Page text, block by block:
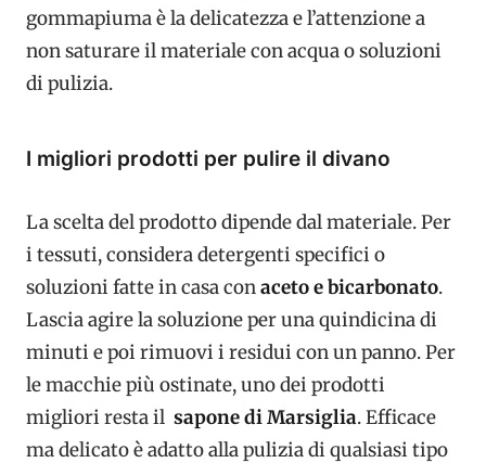
gommapiuma è la delicatezza e l’attenzione a
non saturare il materiale con acqua o soluzioni
di pulizia.
I migliori prodotti per pulire il divano
La scelta del prodotto dipende dal materiale. Per
i tessuti, considera detergenti specifici o
soluzioni fatte in casa conaceto e bicarbonato.
Lascia agire la soluzione per una quindicina di
minuti e poi rimuovi i residui con un panno. Per
le macchie più ostinate, uno dei prodotti
migliori resta il sapone di Marsiglia. Efficace
ma delicato è adatto alla pulizia di qualsiasi tipo